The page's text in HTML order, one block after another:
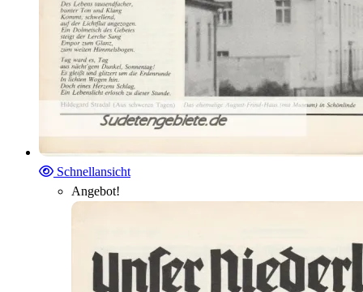
Schnellansicht
Angebot!